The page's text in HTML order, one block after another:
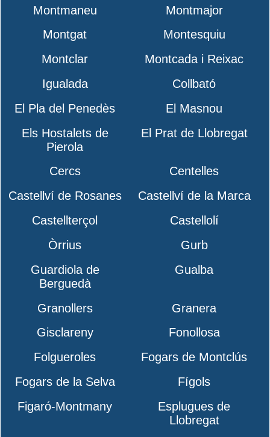
Montmaneu
Montmajor
Montgat
Montesquiu
Montclar
Montcada i Reixac
Igualada
Collbató
El Pla del Penedès
El Masnou
Els Hostalets de
Pierola
El Prat de Llobregat
Cercs
Centelles
Castellví de Rosanes
Castellví de la Marca
Castellterçol
Castellolí
Òrrius
Gurb
Guardiola de
Berguedà
Gualba
Granollers
Granera
Gisclareny
Fonollosa
Folgueroles
Fogars de Montclús
Fogars de la Selva
Fígols
Figaró-Montmany
Esplugues de
Llobregat